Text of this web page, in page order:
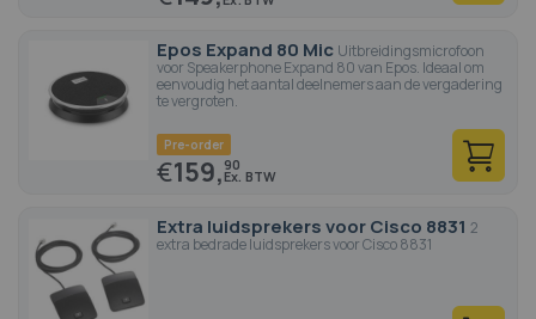
Epos Expand 80 Mic Uitbreidingsmicrofoon
voor Speakerphone Expand 80 van Epos. Ideaal om
eenvoudig het aantal deelnemers aan de vergadering
te vergroten.
Pre-order
€159,90
Extra luidsprekers voor Cisco 8831 2
extra bedrade luidsprekers voor Cisco 8831